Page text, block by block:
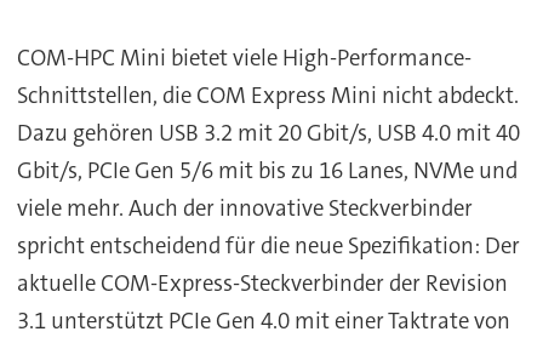
COM-HPC Mini bietet viele High-Performance-
Schnittstellen, die COM Express Mini nicht abdeckt.
Dazu gehören USB 3.2 mit 20 Gbit/s, USB 4.0 mit 40
Gbit/s, PCIe Gen 5/6 mit bis zu 16 Lanes, NVMe und
viele mehr. Auch der innovative Steckverbinder
spricht entscheidend für die neue Spezifikation: Der
aktuelle COM-Express-Steckverbinder der Revision
3.1 unterstützt PCIe Gen 4.0 mit einer Taktrate von